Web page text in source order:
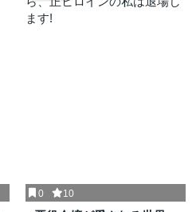
0 10